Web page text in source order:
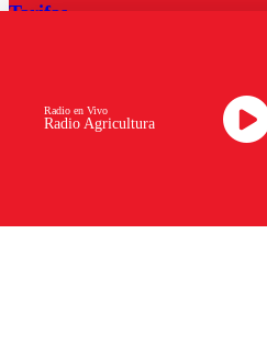
Radio Agricultura
Radio en Vivo
Tarifas
Descarga